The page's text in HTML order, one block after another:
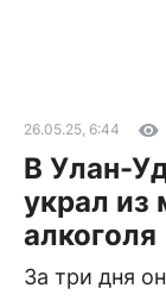
26.05.25, 6:44
В Улан-
украл из
алкоголя
За три дня